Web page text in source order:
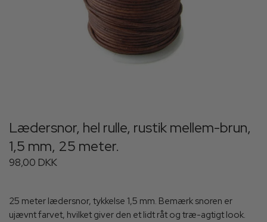
Lædersnor, hel rulle, rustik mellem-brun,
1,5 mm, 25 meter.
98,00 DKK
25 meter lædersnor, tykkelse 1,5 mm. Bemærk snoren er
ujævnt farvet, hvilket giver den et lidt råt og træ-agtigt look.